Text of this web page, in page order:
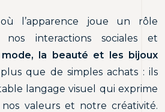
l’apparence joue un rôle
nos interactions sociales et
mode, la beauté et les bijoux
que de simples achats : ils
langage visuel qui exprime
valeurs et notre créativité.